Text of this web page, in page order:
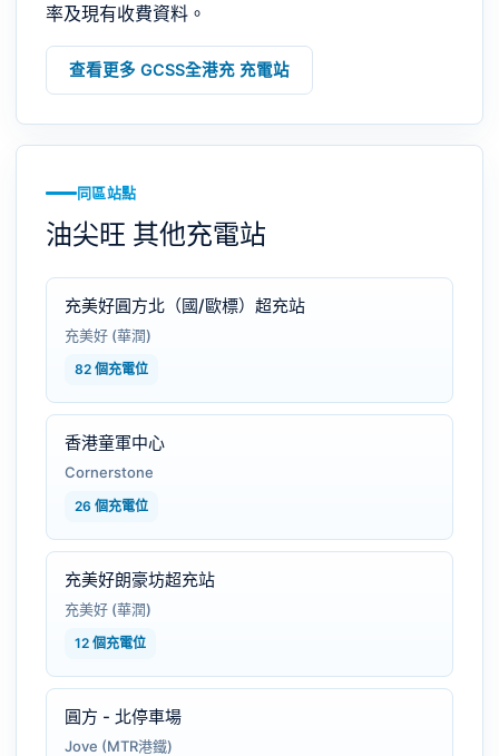
率及現有收費資料。
查看更多 GCSS全港充 充電站
同區站點
油尖旺 其他充電站
充美好圓方北（國/歐標）超充站
充美好 (華潤)
82 個充電位
香港童軍中心
Cornerstone
26 個充電位
充美好朗豪坊超充站
充美好 (華潤)
12 個充電位
圓方 - 北停車場
Jove (MTR港鐵)